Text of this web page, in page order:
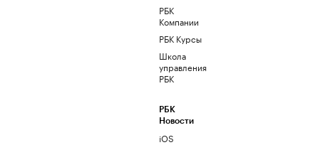
РБК
Компании
РБК Курсы
Школа
управления
РБК
РБК
Новости
iOS